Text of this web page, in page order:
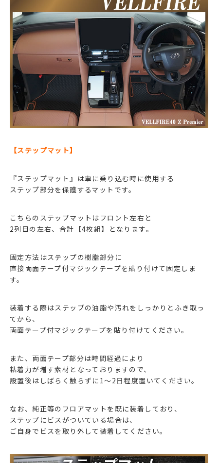
【ステップマット】
『ステップマット』は車に乗り込む時に使用する
ステップ部分を保護するマットです。
こちらのステップマットはフロント左右と
2列目の左右、合計【4枚組】となります。
固定方法はステップの樹脂部分に
直接両面テープ付マジックテープを貼り付けて固定しま
す。
装着する際はステップの油脂や汚れをしっかりとふき取っ
てから、
両面テープ付マジックテープを貼り付けてください。
また、両面テープ部分は時間経過により
粘着力が増す素材となっておりますので、
設置後はしばらく触らずに1～2日程度置いてください。
なお、純正等のフロアマットを既に装着しており、
ステップにビスがついている場合は、
ご自身でビスを取り外して装着してください。